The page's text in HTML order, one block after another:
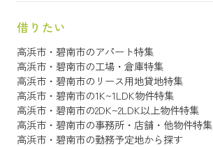
借りたい
高浜市・碧南市のアパート特集
高浜市・碧南市の工場・倉庫特集
高浜市・碧南市のリース用地貸地特集
高浜市・碧南市の1K~1LDK物件特集
高浜市・碧南市の2DK~2LDK以上物件特集
高浜市・碧南市の事務所・店舗・他物件特集
高浜市・碧南市の勤務予定地から探す